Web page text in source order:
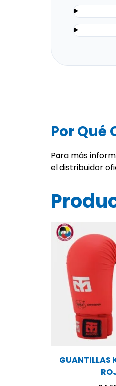
Por Qué
Para más
el distribuidor
GUANTILLAS